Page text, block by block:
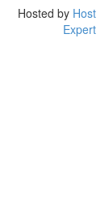
Hosted by Host
Expert